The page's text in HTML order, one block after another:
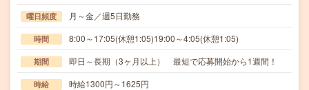
曜日頻度 月～金／週5日勤務
時間 8:00～17:05(休憩1:05)19:00～4:05(休憩1:05)
期間 即日～長期（3ヶ月以上） 最短で応募開始から1週間！
時給 時給1300円～1625円